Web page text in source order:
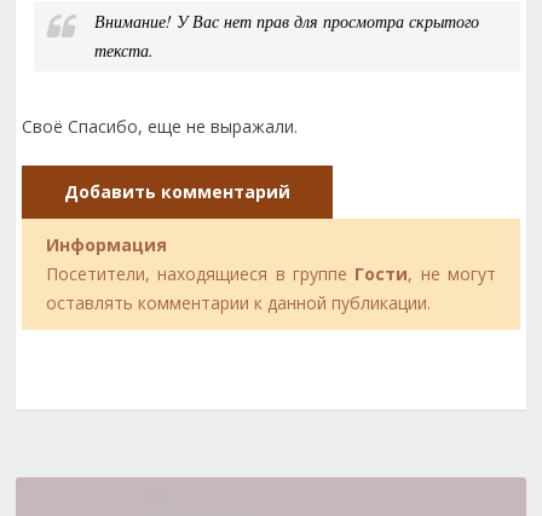
Внимание! У Вас нет прав для просмотра скрытого
текста.
Своё Спасибо, еще не выражали.
Добавить комментарий
Информация
Посетители, находящиеся в группе Гости, не могут
оставлять комментарии к данной публикации.